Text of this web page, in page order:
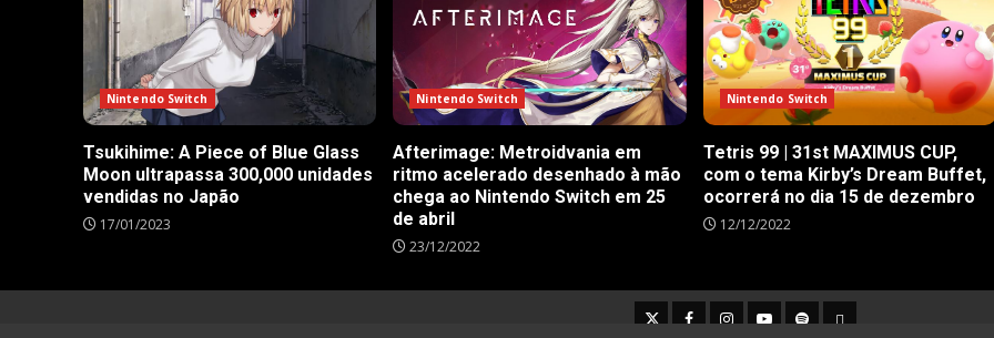
Nintendo Switch
Tsukihime: A Piece of Blue Glass
Moon ultrapassa 300,000 unidades
vendidas no Japão
17/01/2023
Nintendo Switch
Afterimage: Metroidvania em
ritmo acelerado desenhado à mão
chega ao Nintendo Switch em 25
de abril
23/12/2022
Nintendo Switch
Tetris 99 | 31st MAXIMUS CUP,
com o tema Kirby’s Dream Buffet,
ocorrerá no dia 15 de dezembro
12/12/2022
TwitterFacebook
Instagram
YoutubeSpotifyCookie